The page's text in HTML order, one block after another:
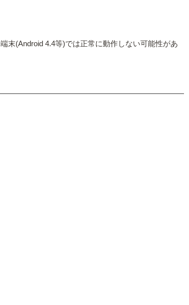
末(Android 4.4等)では正常に動作しない可能性があ